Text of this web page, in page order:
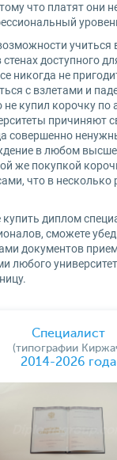
что платят они
учиться
доступного
никогда не
с взлетами и
купил корочку по
причиняют
совершенно
в любом
же покупкой
что в несколько
диплом
сможете
документов
любого
Специалист
(типографии
2014-2026 года